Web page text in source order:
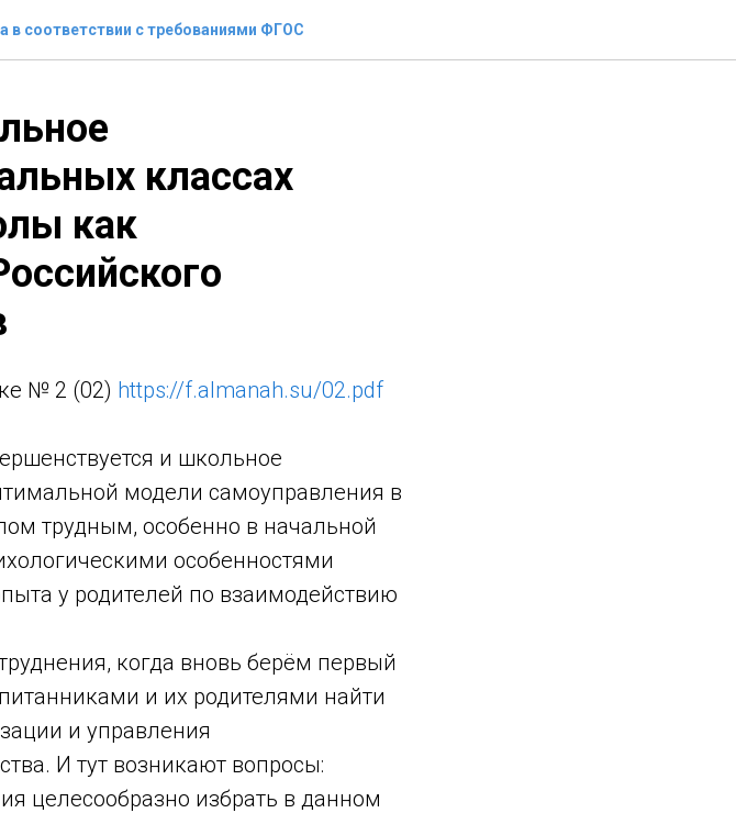
в соответствии с требованиями ФГОС
классах
как
№ 2 (02) https://f.almanah.su/02.pdf
и школьное
модели самоуправления в
трудным, особенно в начальной
особенностями
у родителей по взаимодействию
когда вновь берём первый
и их родителями найти
и управления
И тут возникают вопросы:
целесообразно избрать в данном